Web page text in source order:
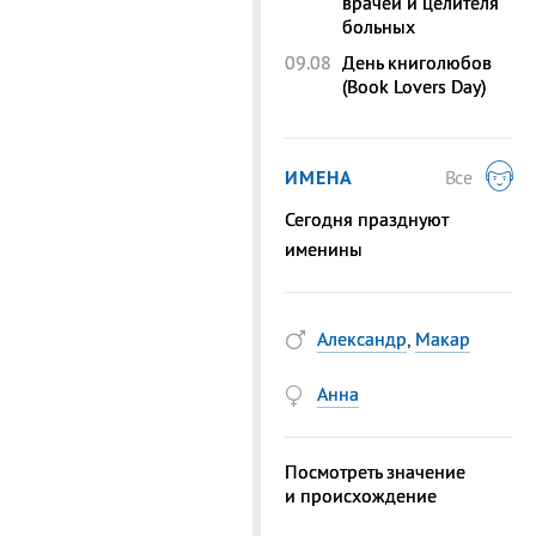
больных
09.08 День книголюбов
(Book Lovers Day)
ИМЕНА
Все
Сегодня празднуют
именины
Александр, Макар
Анна
Посмотреть значение
и происхождение